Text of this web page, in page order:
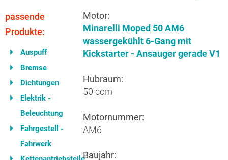
passende
Produkte:
Auspuff
Bremse
Dichtungen
Elektrik -
Beleuchtung
Fahrgestell -
Fahrwerk
Motor:
Minarelli Moped 50 AM6
wassergekühlt 6-Gang mit
Kickstarter - Ansauger gerade V1
Hubraum:
50 ccm
Motornummer:
AM6
Baujahr: